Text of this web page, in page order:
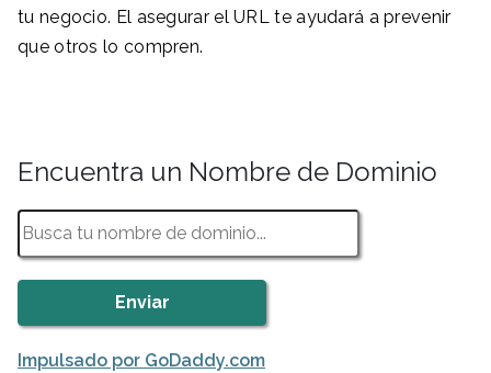
tu negocio. El asegurar el URL te ayudará a prevenir
que otros lo compren.
Encuentra un Nombre de Dominio
Impulsado por GoDaddy.com